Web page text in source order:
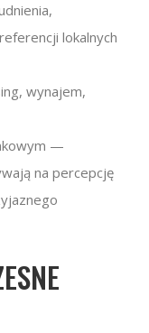
lokalnych
wynajem,
—
na percepcję